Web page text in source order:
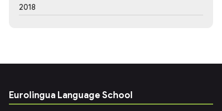
2018
Eurolingua Language School